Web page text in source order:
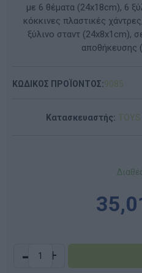
με 6 θέματα (24x18cm), 6
κόκκινες πλαστικές
ξύλινο σταντ (24x8x1cm),
αποθήκευσης
ΚΩΔΙΚΟΣ ΠΡΟΪΟΝΤΟΣ:9085
Κατασκευαστής: TOYS
- +